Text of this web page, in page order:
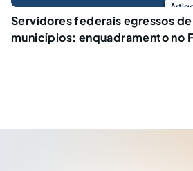
Servidores federais egressos
municípios: enquadramento no